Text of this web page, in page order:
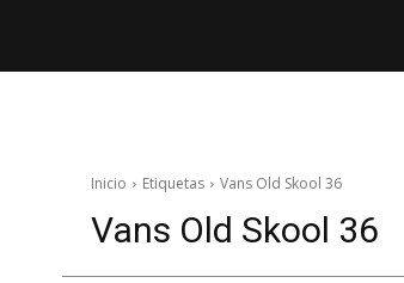
Inicio Etiquetas Vans Old Skool 36
Vans Old Skool 36